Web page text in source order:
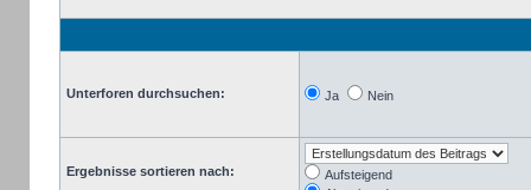
Unterforen durchsuchen: Ja Nein
Ergebnisse sortieren nach:
Aufsteigend